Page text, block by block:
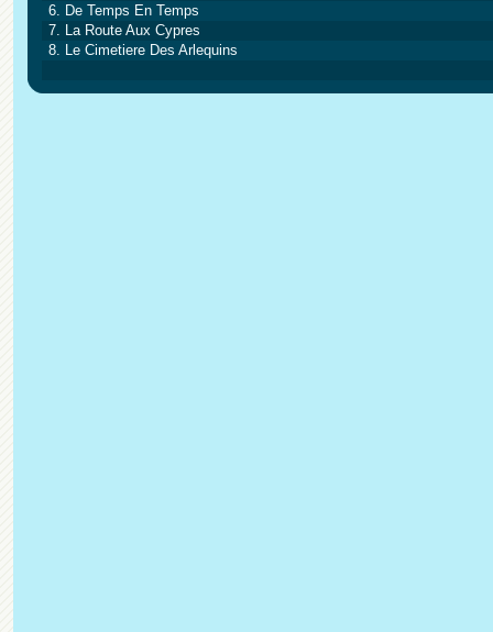
6. De Temps En Temps
7. La Route Aux Cypres
8. Le Cimetiere Des Arlequins